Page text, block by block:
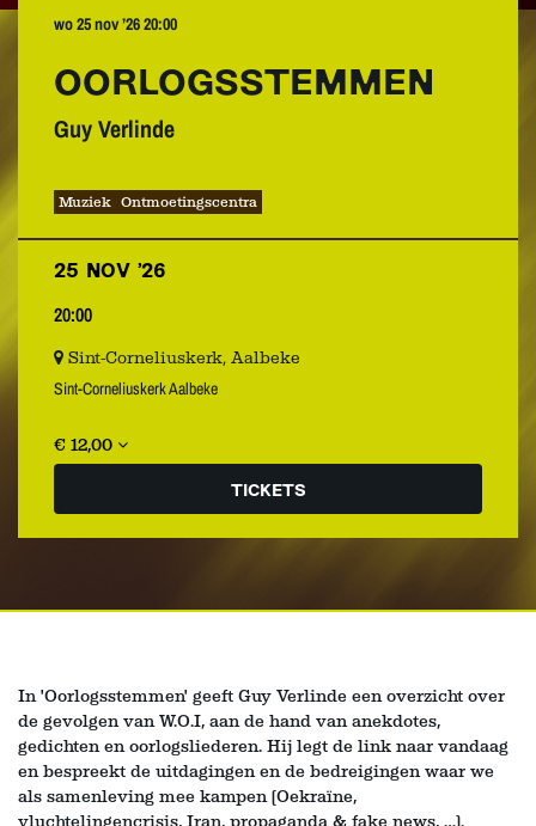
OORLOGSSTEMMEN
Guy Verlinde
wo 25 nov ’2620:00
Muziek Ontmoetingscentra
25 NOV ’26
20:00
Sint-Corneliuskerk, Aalbeke
Sint-Corneliuskerk Aalbeke
€ 12,00
TICKETS
In 'Oorlogsstemmen' geeft Guy Verlinde een overzicht over
de gevolgen van W.O.I, aan de hand van anekdotes,
gedichten en oorlogsliederen. Hij legt de link naar vandaag
en bespreekt de uitdagingen en de bedreigingen waar we
als samenleving mee kampen (Oekraïne,
vluchtelingencrisis, Iran, propaganda & fake news, …).